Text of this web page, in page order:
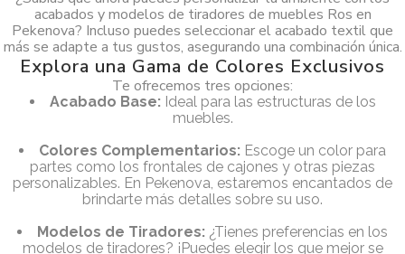
acabados y modelos de tiradores de muebles Ros en
Pekenova? Incluso puedes seleccionar el acabado textil que
más se adapte a tus gustos, asegurando una combinación única.
Explora una Gama de Colores Exclusivos
Te ofrecemos tres opciones:
Acabado Base:Ideal para las estructuras de los
muebles.
Colores Complementarios: Escoge un color para
partes como los frontales de cajones y otras piezas
personalizables. En Pekenova, estaremos encantados de
brindarte más detalles sobre su uso.
Modelos de Tiradores: ¿Tienes preferencias en los
modelos de tiradores? ¡Puedes elegir los que mejor se